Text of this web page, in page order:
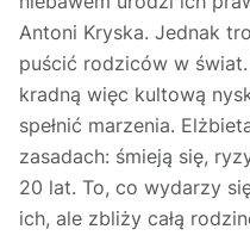
Antoni Kryska. Jednak
puścić rodziców w
kradną więc kultową
spełnić marzenia.
zasadach: śmieją się,
20 lat. To, co wydarzy
ich, ale zbliży całą